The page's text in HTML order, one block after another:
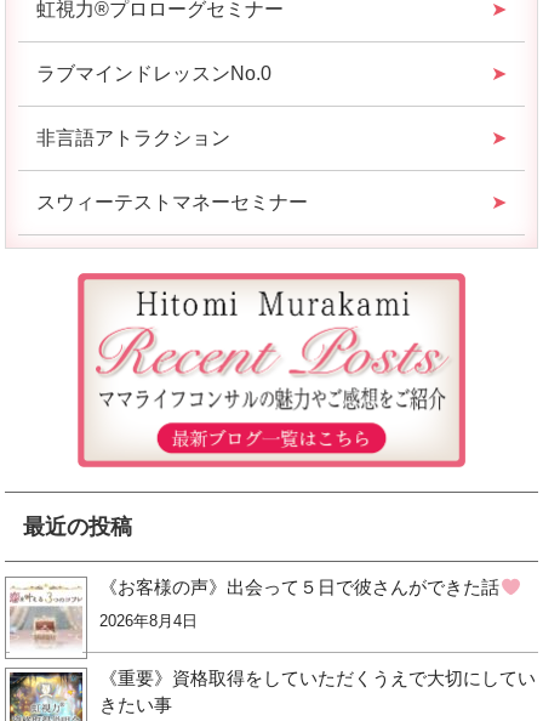
虹視力®︎プロローグセミナー
ラブマインドレッスンNo.0
非言語アトラクション
スウィーテストマネーセミナー
最近の投稿
《お客様の声》出会って５日で彼さんができた話
2026年8月4日
《重要》資格取得をしていただくうえで大切にしてい
きたい事